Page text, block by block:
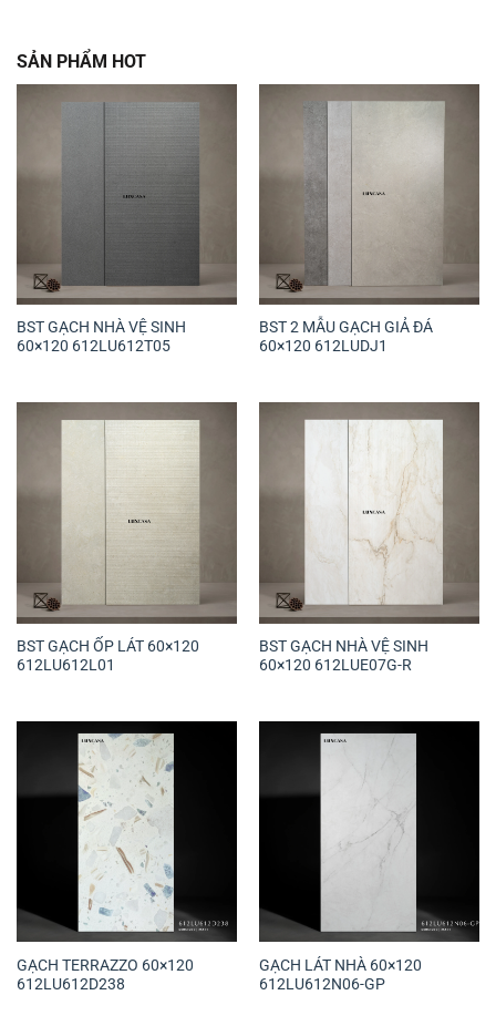
SẢN PHẨM HOT
BST GẠCH NHÀ VỆ SINH
60×120 612LU612T05
BST 2 MẪU GẠCH GIẢ ĐÁ
60×120 612LUDJ1
BST GẠCH ỐP LÁT 60×120
612LU612L01
BST GẠCH NHÀ VỆ SINH
60×120 612LUE07G-R
GẠCH TERRAZZO 60×120
612LU612D238
GẠCH LÁT NHÀ 60×120
612LU612N06-GP